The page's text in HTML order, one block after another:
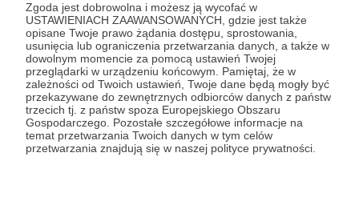
Zgoda jest dobrowolna i możesz ją wycofać w
USTAWIENIACH ZAAWANSOWANYCH, gdzie jest także
opisane Twoje prawo żądania dostępu, sprostowania,
usunięcia lub ograniczenia przetwarzania danych, a także w
dowolnym momencie za pomocą ustawień Twojej
przeglądarki w urządzeniu końcowym. Pamiętaj, że w
zależności od Twoich ustawień, Twoje dane będą mogły być
przekazywane do zewnętrznych odbiorców danych z państw
trzecich tj. z państw spoza Europejskiego Obszaru
Gospodarczego. Pozostałe szczegółowe informacje na
temat przetwarzania Twoich danych w tym celów
przetwarzania znajdują się w naszej polityce prywatności.
100 zł miesięcznie
Ptak
Z ramionami rozświetlonymi blaskiem wznosisz się
ponad doliny cieni. Widzisz już, jak wygląda Świat